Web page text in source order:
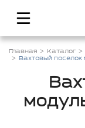
Главная Каталог
Вахтовый